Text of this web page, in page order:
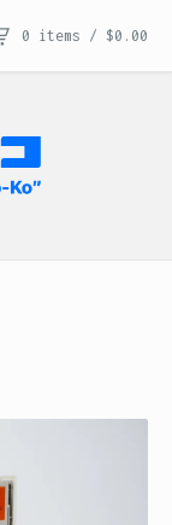
0 items / $0.00